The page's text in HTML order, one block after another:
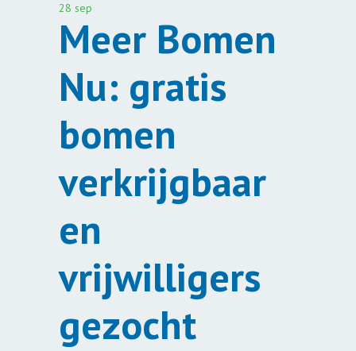
28 sep
Meer Bomen
Nu: gratis
bomen
verkrijgbaar
en
vrijwilligers
gezocht